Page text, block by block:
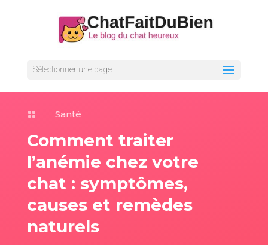
Sélectionner une page
 Santé
Comment traiter
l’anémie chez votre
chat : symptômes,
causes et remèdes
naturels